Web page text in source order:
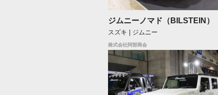
ジムニーノマド（BILSTEIN）
スズキ | ジムニー
株式会社阿部商会